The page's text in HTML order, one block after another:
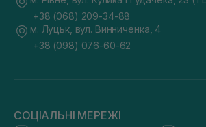
+38 (068) 209-34-88
м. Луцьк, вул. Винниченка, 4
+38 (098) 076-60-62
СОЦІАЛЬНІ МЕРЕЖІ